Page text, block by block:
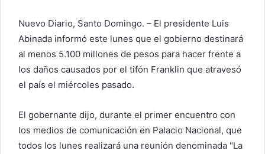
r
u
n
c
o
Nuevo Diario, Santo Domingo. – El presidente Luis
Abinada informó este lunes que el gobierno destinará
al menos 5.100 millones de pesos para hacer frente a
los daños causados ​​por el tifón Franklin que atravesó
el país el miércoles pasado.
El gobernante dijo, durante el primer encuentro con
los medios de comunicación en Palacio Nacional, que
todos los lunes realizará una reunión denominada "La